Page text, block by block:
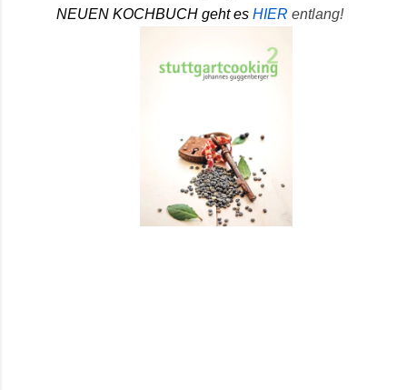
NEUEN KOCHBUCH geht es HIER entlang!